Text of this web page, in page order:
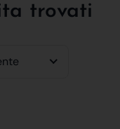
trovati